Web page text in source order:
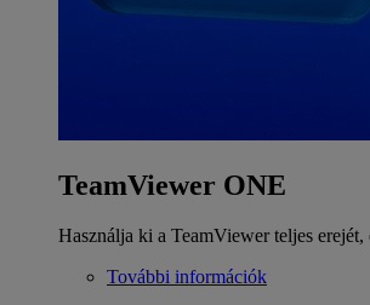
TeamViewer ONE
Használja ki a TeamViewer teljes
További információk